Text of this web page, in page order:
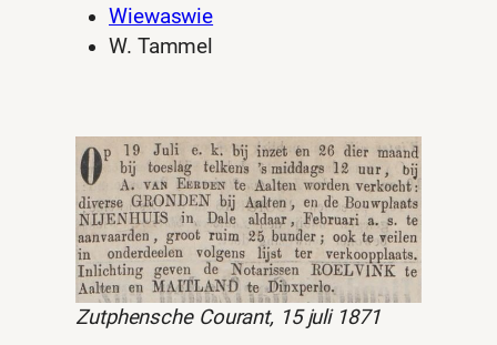
Wiewaswie
W. Tammel
Zutphensche Courant, 15 juli 1871